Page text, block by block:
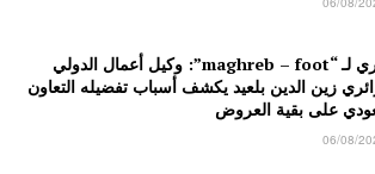
حصري لـ “maghreb – foot”: وكيل أعمال الدولي
زين الدين بلعيد يكشف أسباب تفضيله التعاون
على بقية العروض